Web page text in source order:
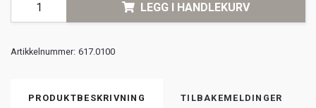
LEGG I HANDLEKURV
Artikkelnummer: 617.0100
PRODUKTBESKRIVNING TILBAKEMELDINGER